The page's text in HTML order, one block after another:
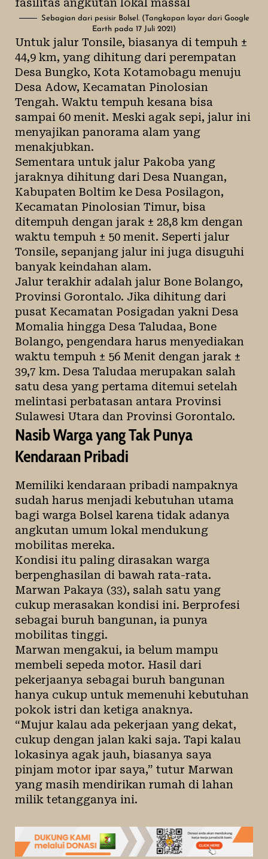
Sebagian dari pesisir Bolsel. (Tangkapan layar dari Google
Earth pada 17 Juli 2021)
Untuk jalur Tonsile, biasanya di tempuh ±
44,9 km, yang dihitung dari perempatan
Desa Bungko, Kota Kotamobagu menuju
Desa Adow, Kecamatan Pinolosian
Tengah. Waktu tempuh kesana bisa
sampai 60 menit. Meski agak sepi, jalur ini
menyajikan panorama alam yang
menakjubkan.
Sementara untuk jalur Pakoba yang
jaraknya dihitung dari Desa Nuangan,
Kabupaten Boltim ke Desa Posilagon,
Kecamatan Pinolosian Timur, bisa
ditempuh dengan jarak ± 28,8 km dengan
waktu tempuh ± 50 menit. Seperti jalur
Tonsile, sepanjang jalur ini juga disuguhi
banyak keindahan alam.
Jalur terakhir adalah jalur Bone Bolango,
Provinsi Gorontalo. Jika dihitung dari
pusat Kecamatan Posigadan yakni Desa
Momalia hingga Desa Taludaa, Bone
Bolango, pengendara harus menyediakan
waktu tempuh ± 56 Menit dengan jarak ±
39,7 km. Desa Taludaa merupakan salah
satu desa yang pertama ditemui setelah
melintasi perbatasan antara Provinsi
Sulawesi Utara dan Provinsi Gorontalo.
Nasib Warga yang Tak Punya
Kendaraan Pribadi
Memiliki kendaraan pribadi nampaknya
sudah harus menjadi kebutuhan utama
bagi warga Bolsel karena tidak adanya
angkutan umum lokal mendukung
mobilitas mereka.
Kondisi itu paling dirasakan warga
berpenghasilan di bawah rata-rata.
Marwan Pakaya (33), salah satu yang
cukup merasakan kondisi ini. Berprofesi
sebagai buruh bangunan, ia punya
mobilitas tinggi.
Marwan mengakui, ia belum mampu
membeli sepeda motor. Hasil dari
pekerjaanya sebagai buruh bangunan
hanya cukup untuk memenuhi kebutuhan
pokok istri dan ketiga anaknya.
“Mujur kalau ada pekerjaan yang dekat,
cukup dengan jalan kaki saja. Tapi kalau
lokasinya agak jauh, biasanya saya
pinjam motor ipar saya,” tutur Marwan
yang masih mendirikan rumah di lahan
milik tetangganya ini.